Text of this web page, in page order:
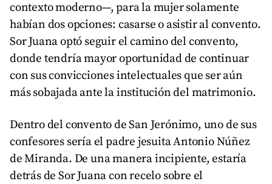
contexto moderno—, para la mujer solamente
habían dos opciones: casarse o asistir al convento.
Sor Juana optó seguir el camino del convento,
donde tendría mayor oportunidad de continuar
con sus convicciones intelectuales que ser aún
más sobajada ante la institución del matrimonio.
Dentro del convento de San Jerónimo, uno de sus
confesores sería el padre jesuita Antonio Núñez
de Miranda. De una manera incipiente, estaría
detrás de Sor Juana con recelo sobre el